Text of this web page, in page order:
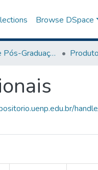
Browse DSpace
Programa de Pós-Graduação em Ensino